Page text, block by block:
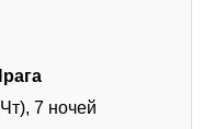
7 ночей